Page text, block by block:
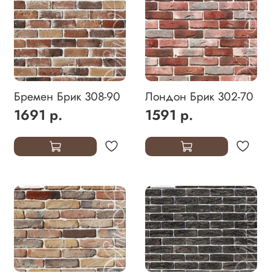
Бремен Брик 308-90
1691 р.
Лондон Брик 302-70
1591 р.